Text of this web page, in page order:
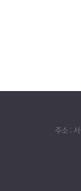
주소 :